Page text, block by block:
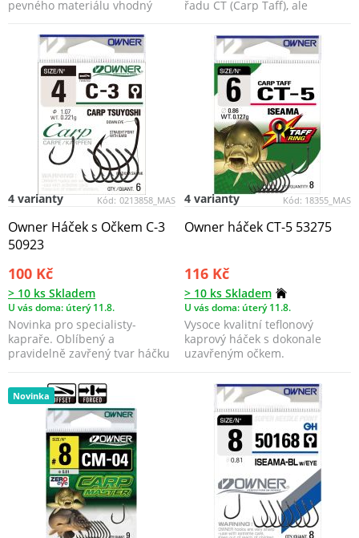
pevného materiálu vhodný
řadu CT (Carp Taff), ale
Kód: 0213858_MAS
4 varianty
Owner Háček s Očkem C-3
50923
100 Kč
> 10 ks Skladem
U vás doma: úterý 11.8.
Novinka pro specialisty-
kapraře. Oblíbený a
pravidelně zavřený tvar háčku
Kód: 18355_MAS
4 varianty
Owner háček CT-5 53275
116 Kč
> 10 ks Skladem
U vás doma: úterý 11.8.
Vysoce kvalitní teflonový
kaprový háček s dokonale
uzavřeným očkem.
Novinka